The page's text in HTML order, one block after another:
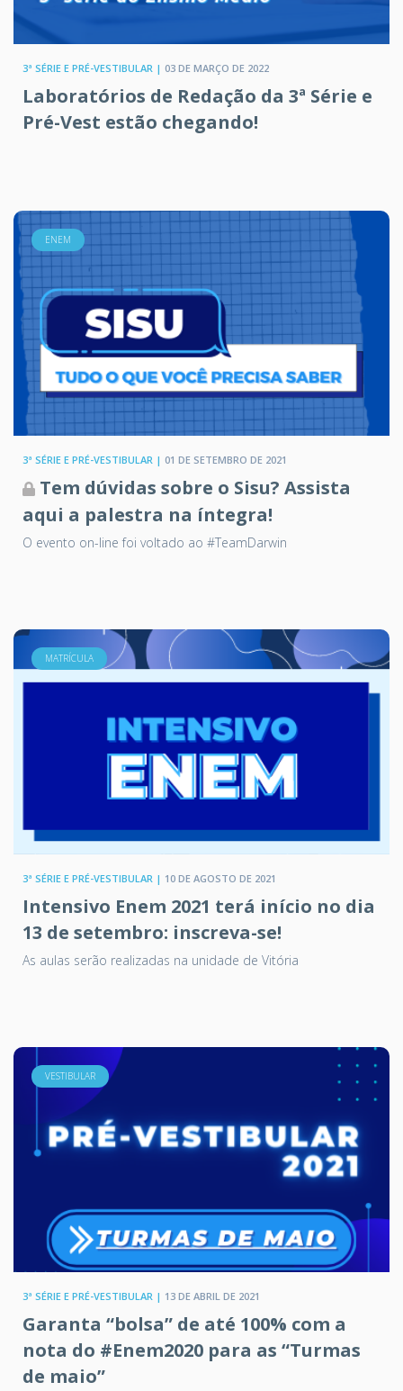
3ª SÉRIE E PRÉ-VESTIBULAR | 03 DE MARÇO DE 2022
Laboratórios de Redação da 3ª Série e
Pré-Vest estão chegando!
ENEM
3ª SÉRIE E PRÉ-VESTIBULAR | 01 DE SETEMBRO DE 2021
Tem dúvidas sobre o Sisu? Assista
aqui a palestra na íntegra!
O evento on-line foi voltado ao #TeamDarwin
MATRÍCULA
3ª SÉRIE E PRÉ-VESTIBULAR | 10 DE AGOSTO DE 2021
Intensivo Enem 2021 terá início no dia
13 de setembro: inscreva-se!
As aulas serão realizadas na unidade de Vitória
VESTIBULAR
3ª SÉRIE E PRÉ-VESTIBULAR | 13 DE ABRIL DE 2021
Garanta “bolsa” de até 100% com a
nota do #Enem2020 para as “Turmas
de maio”